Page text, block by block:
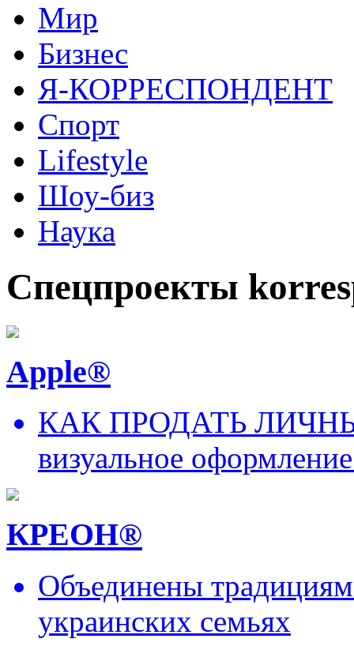
Мир
Бизнес
Я-КОРРЕСПОНДЕНТ
Спорт
Lifestyle
Шоу-биз
Наука
Спецпроекты
Apple®
КАК ПРОДАТЬ
визуальное
КРЕОН®
Объединены
украинских семьях